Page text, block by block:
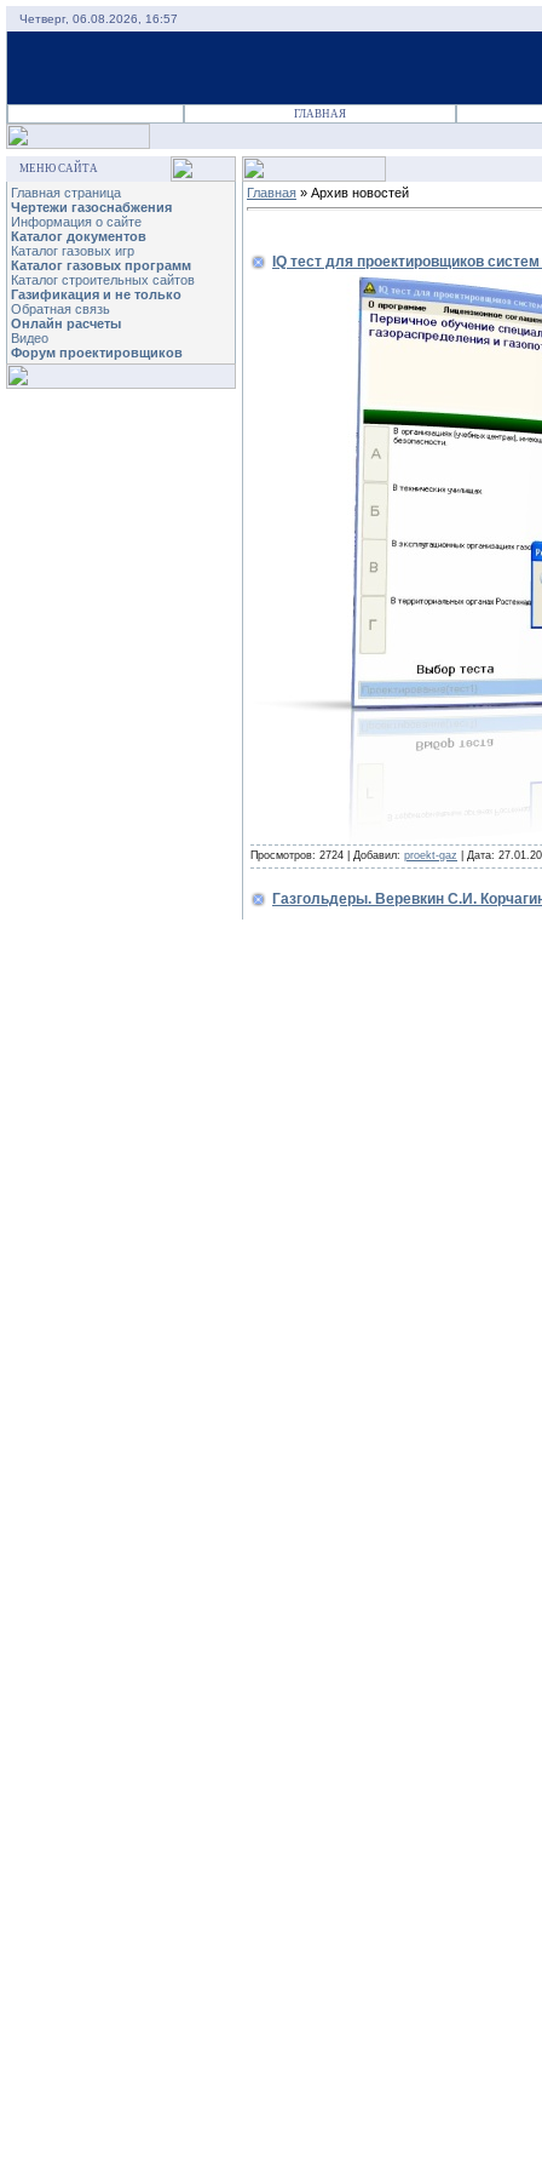
Четверг, 06.08.2026, 16:57
ГЛАВНАЯ
МЕНЮ САЙТА
Главная страница
Чертежи газоснабжения
Информация о сайте
Каталог документов
Каталог газовых игр
Каталог газовых программ
Каталог строительных сайтов
Газификация и не только
Обратная связь
Онлайн расчеты
Видео
Форум проектировщиков
Главная » Архив новостей
IQ тест для проектировщиков
Просмотров: 2724 | Добавил: proekt-gaz | Дата:
Газгольдеры. Веревкин С.И.